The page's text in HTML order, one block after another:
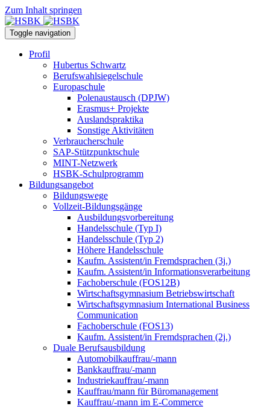
Zum Inhalt springen
Toggle navigation
Profil
Hubertus Schwartz
Berufswahlsiegelschule
Europaschule
Polenaustausch (DPJW)
Erasmus+ Projekte
Auslandspraktika
Sonstige Aktivitäten
Verbraucherschule
SAP-Stützpunktschule
MINT-Netzwerk
HSBK-Schulprogramm
Bildungsangebot
Bildungswege
Vollzeit-Bildungsgänge
Ausbildungsvorbereitung
Handelsschule (Typ I)
Handelsschule (Typ 2)
Höhere Handelsschule
Kaufm. Assistent/in­ Fremdsprachen (3j.)
Kaufm. Assistent/in Informationsverarbeitung
Fachoberschule (FOS12B)
Wirtschaftsgymnasium Betriebswirtschaft
Wirtschaftsgymnasium International Business
Communication
Fachoberschule (FOS13)
Kaufm. Assistent/in Fremdsprachen (2j.)
Duale Berufsausbildung
Automobilkauffrau/-mann
Bankkauffrau/-mann
Industriekauffrau/-mann
Kauffrau/mann für Büromanagement
Kauffrau/-mann im E-Commerce